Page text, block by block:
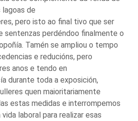
lagoas de
pero isto ao final tivo que ser
sentenzas perdéndoo finalmente o
Tamén se ampliou o tempo
e reducións, pero
anos e tendo en
durante toda a exposición,
quen maioritariamente
estas medidas e interrompemos
laboral para realizar esas